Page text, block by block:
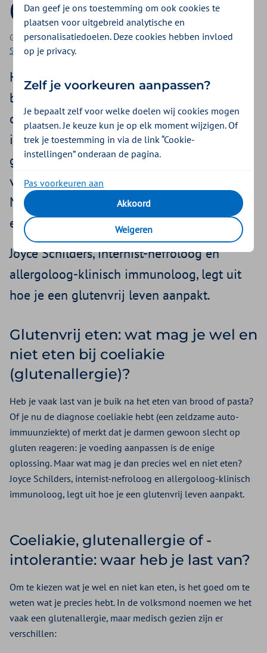
(glutenallergie)?
Geplaatst op 15 juni 2026 | Een artikel als onderdeel van
Seizoensklachten| 4 minuten lezen
Heb je vaak last van je buik na het eten van
brood of pasta? Of je nu de diagnose
coeliakie hebt (een zeldzame auto-
immuunziekte) of merkt dat je darmen
gewoon slecht op gluten reageren: je
voeding aanpassen is de enige oplossing.
Maar wat mag je dan precies wel en niet
eten?
Joyce Schilders, internist-nefroloog en
allergoloog-klinisch immunoloog, legt uit
hoe je een glutenvrij leven aanpakt.
Glutenvrij eten: wat mag je wel en
niet eten bij coeliakie
(glutenallergie)?
Heb je vaak last van je buik na het eten van brood of pasta?
Of je nu de diagnose coeliakie hebt (een zeldzame auto-
immuunziekte) of merkt dat je darmen gewoon slecht op
gluten reageren: je voeding aanpassen is de enige
oplossing. Maar wat mag je dan precies wel en niet eten?
Joyce Schilders, internist-nefroloog en allergoloog-klinisch
immunoloog, legt uit hoe je een glutenvrij leven aanpakt.
Coeliakie, glutenallergie of -
intolerantie: waar heb je last van?
Om te kiezen wat je wel en niet kan eten, is het goed om te
weten wat je precies hebt. In de volksmond noemen we het
vaak een glutenallergie, maar medisch gezien zijn er
verschillen:
Dan geef je ons toestemming om ook cookies te
plaatsen voor uitgebreid analytische en
personalisatiedoelen. Deze cookies hebben invloed
op je privacy.
Zelf je voorkeuren aanpassen?
Je bepaalt zelf voor welke doelen wij cookies mogen
plaatsen. Je keuze kun je op elk moment wijzigen. Of
trek je toestemming in via de link “Cookie-
instellingen” onderaan de pagina.
Pas voorkeuren aan
Akkoord
Weigeren